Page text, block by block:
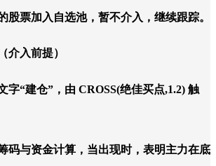
股票加入自选池，暂不介入，继续跟踪。
介入前提）
字“建仓”，由 CROSS(绝佳买点,1.2) 触
码与资金计算，当出现时，表明主力在底